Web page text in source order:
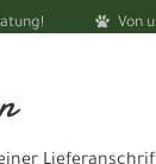
Von